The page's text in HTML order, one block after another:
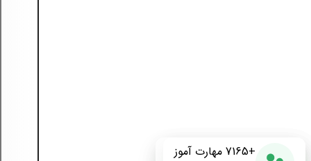
+175 دوره آموزشی 87% رضایت از دوره +7165 مهارت آموز